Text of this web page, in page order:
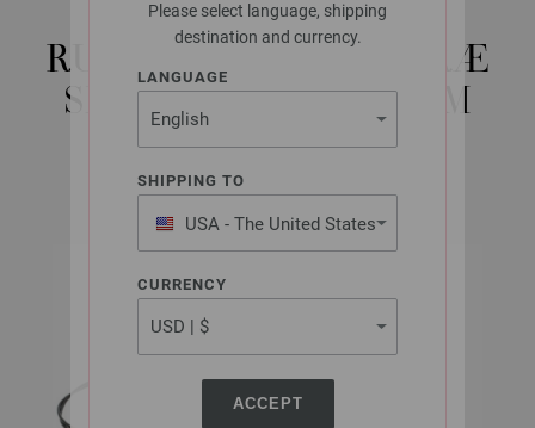
Please select language, shipping
destination and currency.
LANGUAGE
SHIPPING TO
USA - The United States
of America
CURRENCY
ACCEPT
LANA GROSSA
RUNDPIND DESIGN TRÆ
SIGNAL STR. 3,0/60CM